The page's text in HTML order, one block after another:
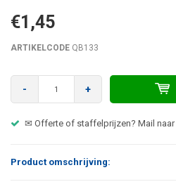
€1,45
ARTIKELCODE QB133
- +
✉ Offerte of staffelprijzen? Mail naar
Product omschrijving: